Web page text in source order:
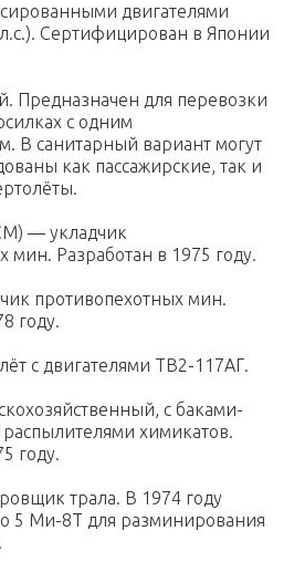
двигателями
Сертифицирован в Японии
Предназначен для перевозки
с одним
В санитарный вариант могут
как пассажирские, так и
— укладчик
мин. Разработан в 1975 году.
противопехотных мин.
году.
с двигателями ТВ2-117АГ.
с баками-
химикатов.
году.
трала. В 1974 году
5 Ми-8Т для разминирования